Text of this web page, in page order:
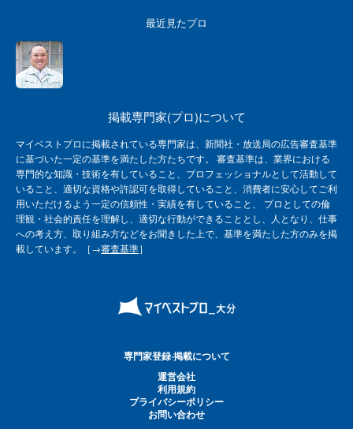
最近見たプロ
掲載専門家(プロ)について
マイベストプロに掲載されている専門家は、新聞社・放送局の広告審査基準
に基づいた一定の基準を満たした方たちです。 審査基準は、業界における
専門的な知識・技術を有していること、プロフェッショナルとして活動して
いること、適切な資格や許認可を取得していること、消費者に安心してご利
用いただけるよう一定の信頼性・実績を有していること、 プロとしての倫
理観・社会的責任を理解し、適切な行動ができることとし、人となり、仕事
への考え方、取り組み方などをお聞きした上で、基準を満たした方のみを掲
載しています。［→審査基準］
専門家登録·掲載について
運営会社
利用規約
プライバシーポリシー
お問い合わせ